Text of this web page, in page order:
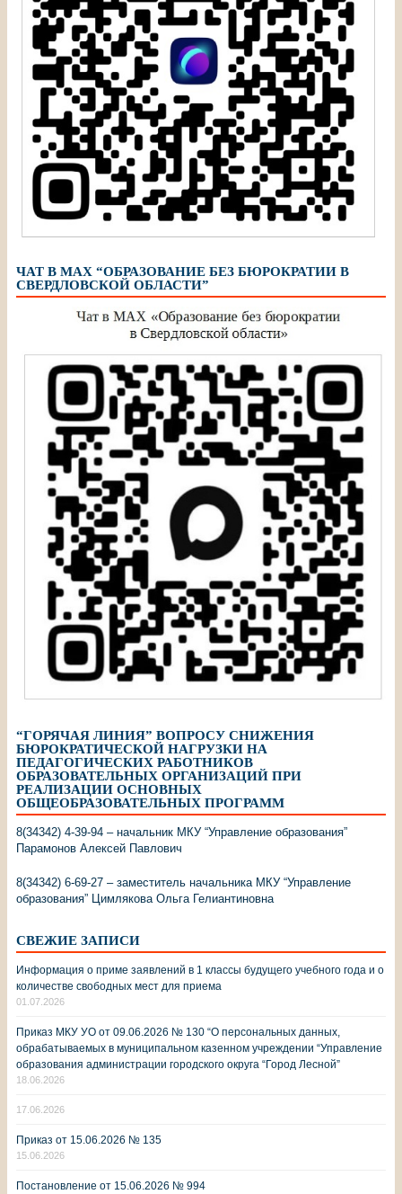
ЧАТ В МАХ “ОБРАЗОВАНИЕ БЕЗ БЮРОКРАТИИ В
СВЕРДЛОВСКОЙ ОБЛАСТИ”
“ГОРЯЧАЯ ЛИНИЯ” ВОПРОСУ СНИЖЕНИЯ
БЮРОКРАТИЧЕСКОЙ НАГРУЗКИ НА
ПЕДАГОГИЧЕСКИХ РАБОТНИКОВ
ОБРАЗОВАТЕЛЬНЫХ ОРГАНИЗАЦИЙ ПРИ
РЕАЛИЗАЦИИ ОСНОВНЫХ
ОБЩЕОБРАЗОВАТЕЛЬНЫХ ПРОГРАММ
8(34342) 4-39-94 – начальник МКУ “Управление образования”
Парамонов Алексей Павлович
8(34342) 6-69-27 – заместитель начальника МКУ “Управление
образования” Цимлякова Ольга Гелиантиновна
СВЕЖИЕ ЗАПИСИ
Информация о приме заявлений в 1 классы будущего учебного года и о
количестве свободных мест для приема
01.07.2026
Приказ МКУ УО от 09.06.2026 № 130 “О персональных данных,
обрабатываемых в муниципальном казенном учреждении “Управление
образования администрации городского округа “Город Лесной”
18.06.2026
17.06.2026
Приказ от 15.06.2026 № 135
15.06.2026
Постановление от 15.06.2026 № 994